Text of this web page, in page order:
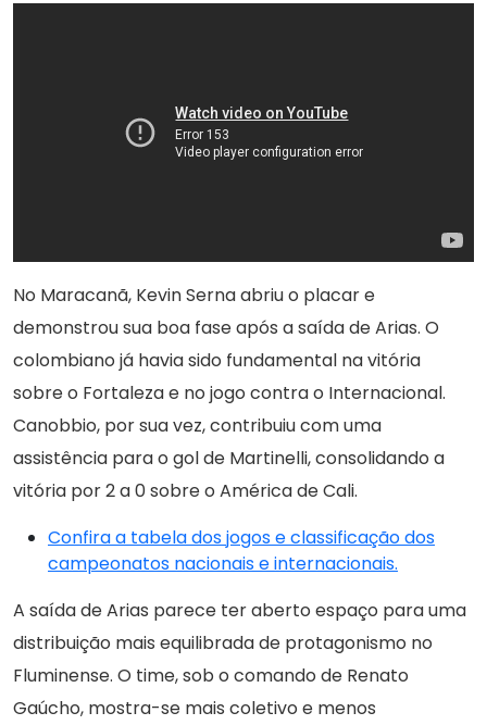
No Maracanã, Kevin Serna abriu o placar e
demonstrou sua boa fase após a saída de Arias. O
colombiano já havia sido fundamental na vitória
sobre o Fortaleza e no jogo contra o Internacional.
Canobbio, por sua vez, contribuiu com uma
assistência para o gol de Martinelli, consolidando a
vitória por 2 a 0 sobre o América de Cali.
Confira a tabela dos jogos e classificação dos
campeonatos nacionais e internacionais.
A saída de Arias parece ter aberto espaço para uma
distribuição mais equilibrada de protagonismo no
Fluminense. O time, sob o comando de Renato
Gaúcho, mostra-se mais coletivo e menos